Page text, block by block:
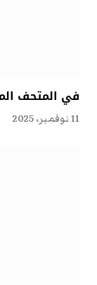
في المتحف
11 نوفمبر، 2025